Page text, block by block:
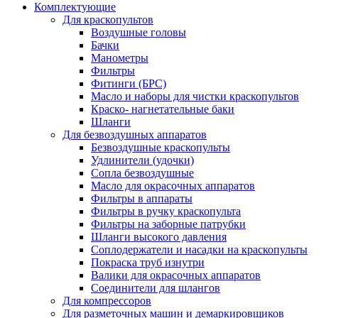
Комплектующие
Для краскопультов
Воздушные головы
Бачки
Манометры
Фильтры
Фитинги (БРС)
Масло и наборы для чистки краскопультов
Краско- нагнетательные баки
Шланги
Для безвоздушных аппаратов
Безвоздушные краскопульты
Удлинители (удочки)
Сопла безвоздушные
Масло для окрасочных аппаратов
Фильтры в аппараты
Фильтры в ручку краскопульта
Фильтры на заборные патрубки
Шланги высокого давления
Соплодержатели и насадки на краскопульты
Покраска труб изнутри
Валики для окрасочных аппаратов
Соединители для шлангов
Для компрессоров
Для разметочных машин и демаркировщиков